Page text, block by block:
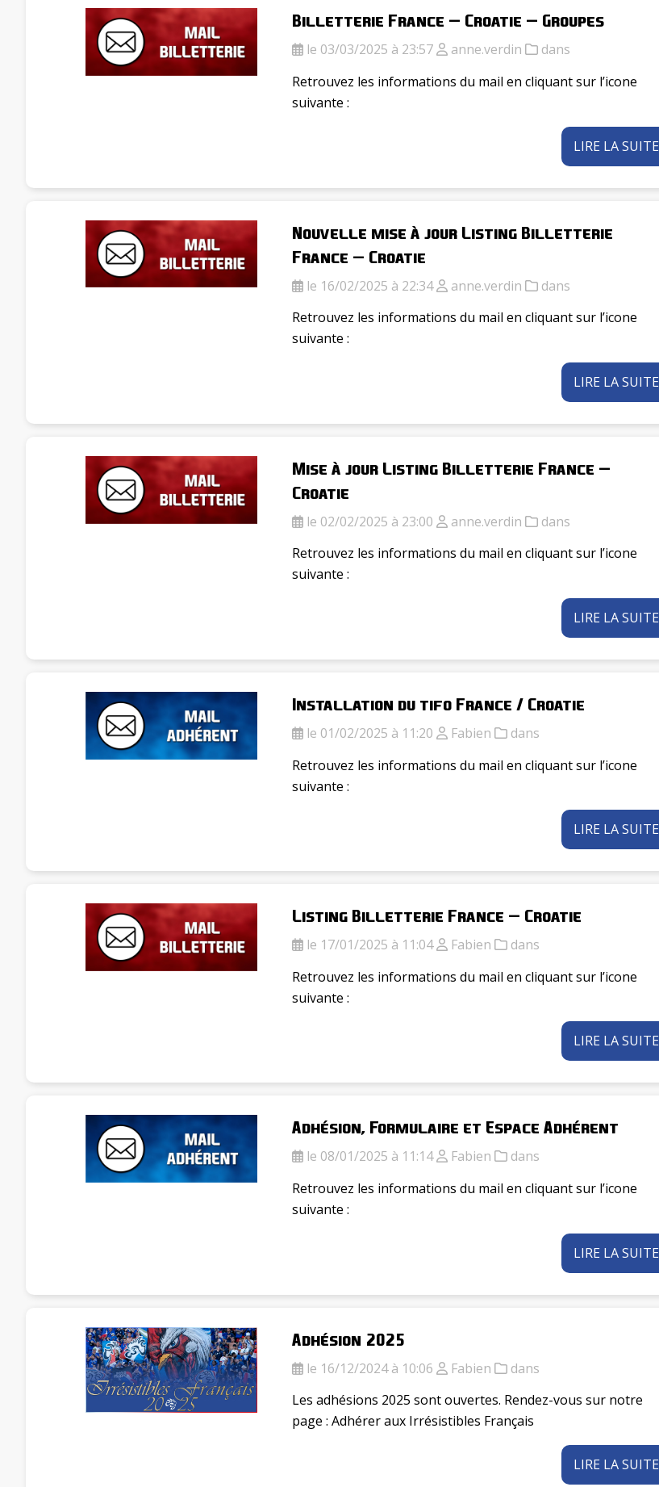
Billetterie France – Croatie – Groupes
le 03/03/2025 à 23:57 anne.verdin
dans
Retrouvez les informations du mail en cliquant sur l’icone
suivante :
LIRE LA SUITE
Nouvelle mise à jour Listing Billetterie
France – Croatie
le 16/02/2025 à 22:34 anne.verdin
dans
Retrouvez les informations du mail en cliquant sur l’icone
suivante :
LIRE LA SUITE
Mise à jour Listing Billetterie France –
Croatie
le 02/02/2025 à 23:00 anne.verdin
dans
Retrouvez les informations du mail en cliquant sur l’icone
suivante :
LIRE LA SUITE
Installation du tifo France / Croatie
le 01/02/2025 à 11:20 Fabien
dans
Retrouvez les informations du mail en cliquant sur l’icone
suivante :
LIRE LA SUITE
Listing Billetterie France – Croatie
le 17/01/2025 à 11:04 Fabien
dans
Retrouvez les informations du mail en cliquant sur l’icone
suivante :
LIRE LA SUITE
Adhésion, Formulaire et Espace Adhérent
le 08/01/2025 à 11:14 Fabien
dans
Retrouvez les informations du mail en cliquant sur l’icone
suivante :
LIRE LA SUITE
Adhésion 2025
le 16/12/2024 à 10:06 Fabien
dans
Les adhésions 2025 sont ouvertes. Rendez-vous sur notre
page : Adhérer aux Irrésistibles Français
LIRE LA SUITE